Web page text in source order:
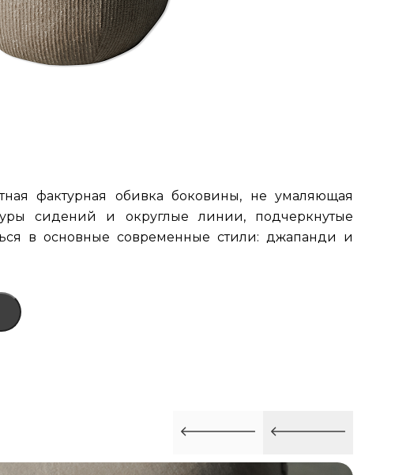
фактурная обивка боковины, не умаляющая
сидений и округлые линии, подчеркнутые
в основные современные стили: джапанди и